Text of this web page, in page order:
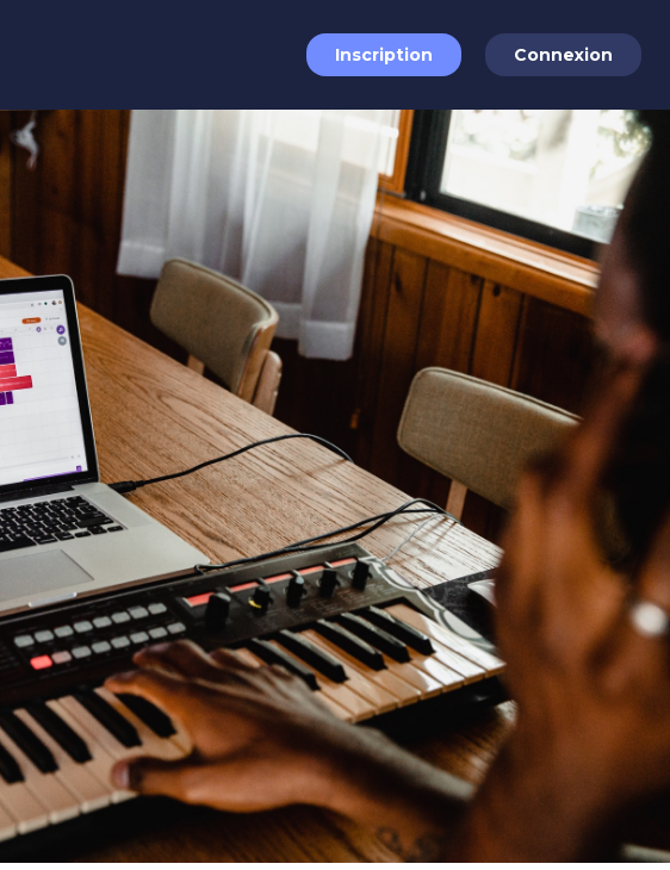
Inscription Connexion